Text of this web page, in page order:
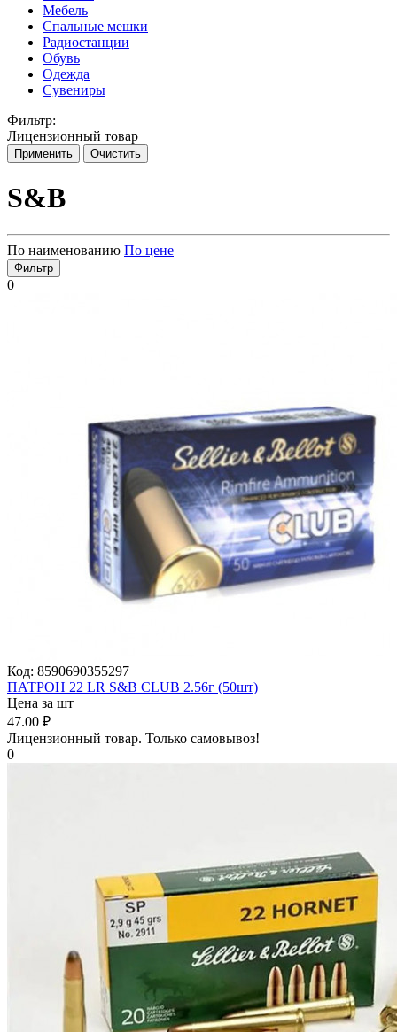
Мебель
Спальные мешки
Радиостанции
Обувь
Одежда
Сувениры
Фильтр:
Лицензионный товар
Применить Очистить
S&B
По наименованию По цене
Фильтр
0
Код: 8590690355297
ПАТРОН 22 LR S&B CLUB 2.56г (50шт)
Цена за шт
47.00 ₽
Лицензионный товар. Только самовывоз!
0